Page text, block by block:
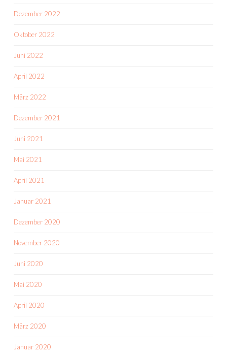
Dezember 2022
Oktober 2022
Juni 2022
April 2022
März 2022
Dezember 2021
Juni 2021
Mai 2021
April 2021
Januar 2021
Dezember 2020
November 2020
Juni 2020
Mai 2020
April 2020
März 2020
Januar 2020